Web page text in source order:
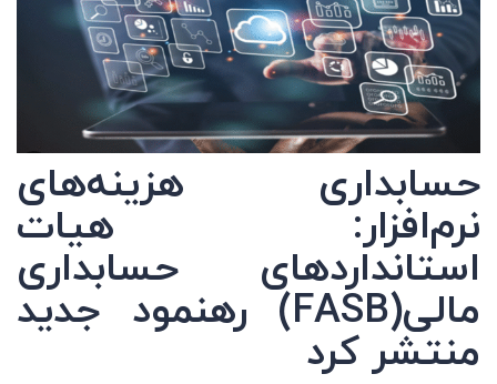
حسابداری هزینه‌های
نرم‌افزار: هیات
استانداردهای حسابداری
مالی(FASB
) رهنمود جدید
منتشر کرد